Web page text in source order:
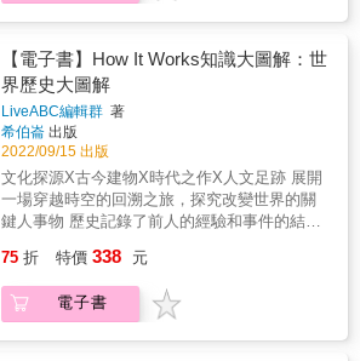
纏結：從織品材質、劇場騷亂、女傭形象到血
官體驗，揭露法國十九世紀常民生活史曲徑萬
象！
式、宗教信仰直至社會活動；接著，「古今建
物」將帶讀者盡覽眾多的偉大建築；在「時代
之作」中，則可見識人類為了解決問題而打造
的各式器物和機具；最後，「人文足跡」列舉
出多位歷史名人和各行各業的工作者們，藉此
一窺其不凡事蹟。 綜觀史上關鍵的人事物後，
也許能更加理解現代世界的運作方式。然而，
瀏覽對於過往的種種記載後，能否鑑往知來仍
端看眾人如何反思。
【電子書】How It Works知識大圖解：世
界歷史大圖解
LiveABC編輯群 著
希伯崙 出版
2022/09/15 出版
文化探源X古今建物X時代之作X人文足跡 展開
一場穿越時空的回溯之旅，探究改變世界的關
鍵人事物 歷史記錄了前人的經驗和事件的結
據，以免犯下相同的錯誤。正因如此，人類的
智慧才得以積累。 然而，欲逐一瞭解數千年之
久的歷史談何容易？為此，《How It Works知
75 折 特價 338 元
電子書